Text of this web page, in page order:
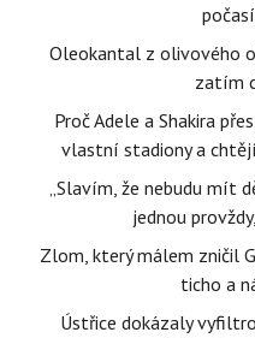
Oleokantal z olivového
zatím
Proč Adele a Shakira
vlastní stadiony a
„Slavím, že nebudu mít
jednou
Zlom, který málem zničil
ticho a
Ústřice dokázaly